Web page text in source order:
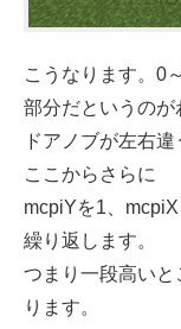
こうなります。0
部分だというのが
ドアノブが左右違
ここからさらに
mcpiYを1、
繰り返します。
つまり一段高い
ります。